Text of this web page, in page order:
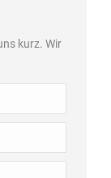
kurz. Wir